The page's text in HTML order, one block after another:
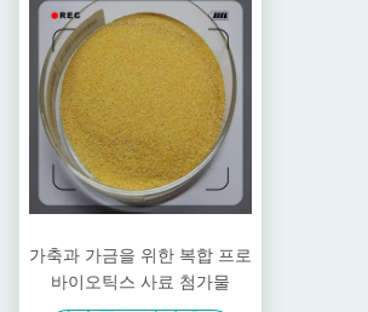
가축과 가금을 위한 복합 프로
바이오틱스 사료 첨가물